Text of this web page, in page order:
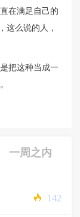
在满足自己的
这么说的人，
把这种当成一
一周之内
142